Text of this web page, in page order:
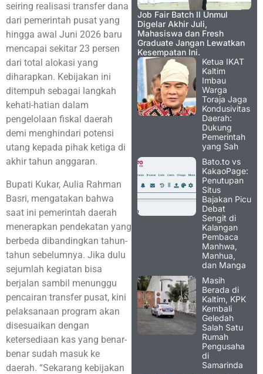
seiring realisasi transfer dana
dari pemerintah pusat yang
hingga awal Juni 2026 baru
mencapai sekitar 23 persen
dari total alokasi yang
diharapkan. Kebijakan ini
ditempuh sebagai langkah
kehati-hatian dalam
pengelolaan fiskal daerah
demi menghindari potensi
utang kepada pihak ketiga di
akhir tahun anggaran.
Bupati Kukar, Aulia Rahman
Basri, mengatakan bahwa
saat ini pemerintah daerah
menerapkan pendekatan yang
berbeda dibandingkan tahun-
tahun sebelumnya. Jika dulu
sejumlah kegiatan bisa
berjalan sambil menunggu
pencairan transfer pusat, kini
pelaksanaan program akan
disesuaikan dengan
ketersediaan kas yang benar-
benar sudah masuk ke
daerah. “Sekarang kebijakan
Job Fair Batch II Unmul
Digelar Akhir Juli,
Mahasiswa dan Fresh
Graduate Jangan Lewatkan
Kesempatan Ini.
Ketua IKAT
Kaltim
Imbau
Warga
Toraja Jaga
Kondusivitas
Daerah:
Dukung
Pemerintah
yang Sah
Bato.to vs
KakaoPage:
Penutupan
Situs
Bajakan Picu
Debat
Sengit di
Kalangan
Pembaca
Manhwa,
Manhua,
dan Manga
Masih
Berada di
Kaltim, KPK
Kembali
Geledah
Salah Satu
Rumah
Pengusaha
di
Samarinda